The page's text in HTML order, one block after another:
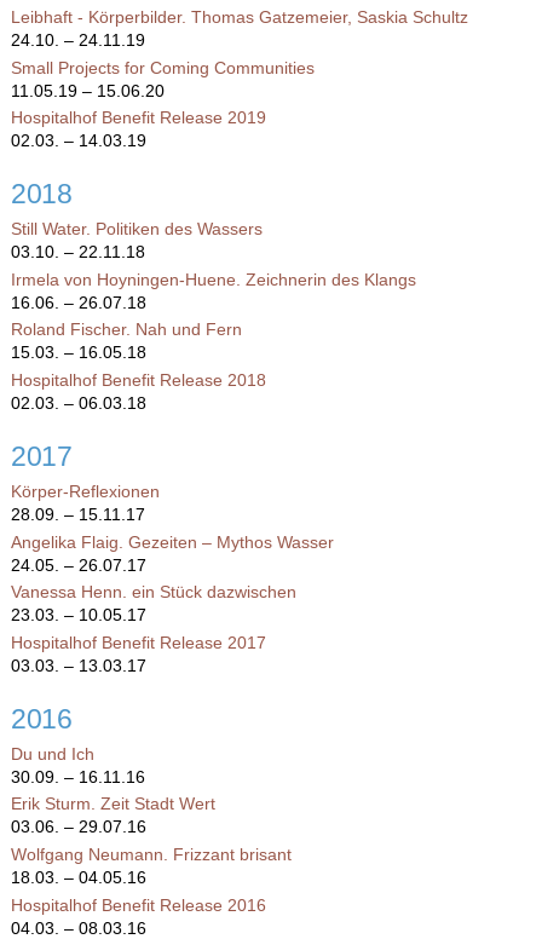
Leibhaft - Körperbilder. Thomas Gatzemeier, Saskia Schultz
24.10. – 24.11.19
Small Projects for Coming Communities
11.05.19 – 15.06.20
Hospitalhof Benefit Release 2019
02.03. – 14.03.19
2018
Still Water. Politiken des Wassers
03.10. – 22.11.18
Irmela von Hoyningen-Huene. Zeichnerin des Klangs
16.06. – 26.07.18
Roland Fischer. Nah und Fern
15.03. – 16.05.18
Hospitalhof Benefit Release 2018
02.03. – 06.03.18
2017
Körper-Reflexionen
28.09. – 15.11.17
Angelika Flaig. Gezeiten – Mythos Wasser
24.05. – 26.07.17
Vanessa Henn. ein Stück dazwischen
23.03. – 10.05.17
Hospitalhof Benefit Release 2017
03.03. – 13.03.17
2016
Du und Ich
30.09. – 16.11.16
Erik Sturm. Zeit Stadt Wert
03.06. – 29.07.16
Wolfgang Neumann. Frizzant brisant
18.03. – 04.05.16
Hospitalhof Benefit Release 2016
04.03. – 08.03.16